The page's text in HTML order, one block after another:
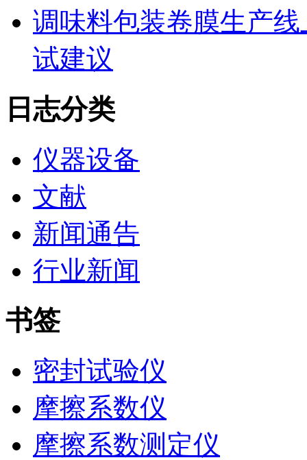
调味料包装卷膜生产
试建议
日志分类
仪器设备
文献
新闻通告
行业新闻
书签
密封试验仪
摩擦系数仪
摩擦系数测定仪